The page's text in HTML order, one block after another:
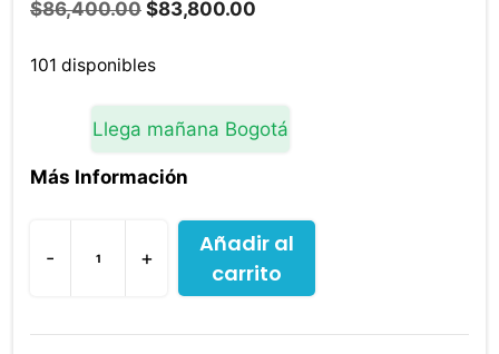
$86,400.00 El
original
$86,400.00.
$83,800.00
$83,800.00.
101 disponibles
Llega mañana Bogotá
Más Información
-
Ensure
Advance
Sabor
+
Añadir al
carrito